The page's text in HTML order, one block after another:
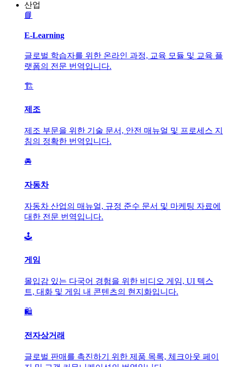
산업
📘
E-Learning
글로벌 학습자를 위한 온라인 과정, 교육 모듈 및 교육 플
랫폼의 전문 번역입니다.
🏗️
제조
제조 부문을 위한 기술 문서, 안전 매뉴얼 및 프로세스 지
침의 정확한 번역입니다.
🚘
자동차
자동차 산업의 매뉴얼, 규정 준수 문서 및 마케팅 자료에
대한 전문 번역입니다.
🕹️
게임
몰입감 있는 다국어 경험을 위한 비디오 게임, UI 텍스
트, 대화 및 게임 내 콘텐츠의 현지화입니다.
🛍️
전자상거래
글로벌 판매를 촉진하기 위한 제품 목록, 체크아웃 페이